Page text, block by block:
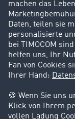
Karriere
Support
Kontakt
Rechtliches
Impressum